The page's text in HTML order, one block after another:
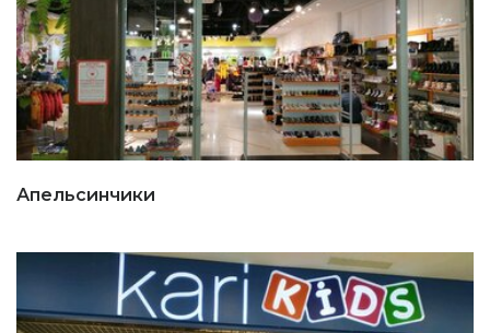
Апельсинчики